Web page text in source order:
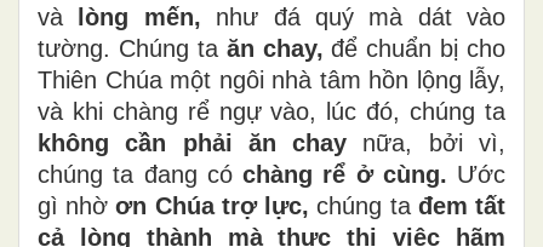
và lòng mến, như đá quý mà dát vào
tường. Chúng ta ăn chay, để chuẩn bị cho
Thiên Chúa một ngôi nhà tâm hồn lộng lẫy,
và khi chàng rể ngự vào, lúc đó, chúng ta
không cần phải ăn chay nữa, bởi vì,
chúng ta đang có chàng rể ở cùng. Ước
gì nhờơn Chúa trợ lực, chúng ta đem tất
cả lòng thành mà thực thi việc hãm